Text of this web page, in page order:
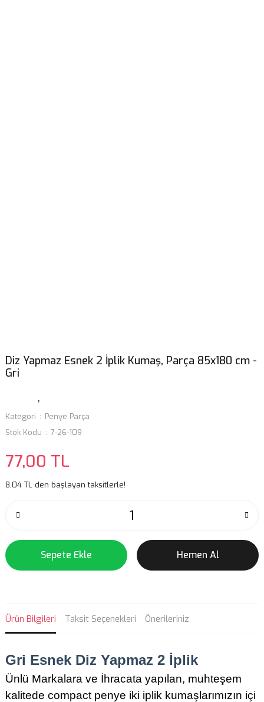
Diz Yapmaz Esnek 2 İplik Kumaş, Parça 85x180 cm -
Gri
Kategori
Penye Parça
Stok Kodu
7-26-109
77,00 TL
8,04 TL den başlayan taksitlerle!
Sepete Ekle Hemen Al
Ürün Bilgileri Taksit Seçenekleri Önerileriniz
Gri Esnek Diz Yapmaz 2 İplik
Ünlü Markalara ve İhracata yapılan, muhteşem
kalitede compact penye iki iplik kumaşlarımızın içi